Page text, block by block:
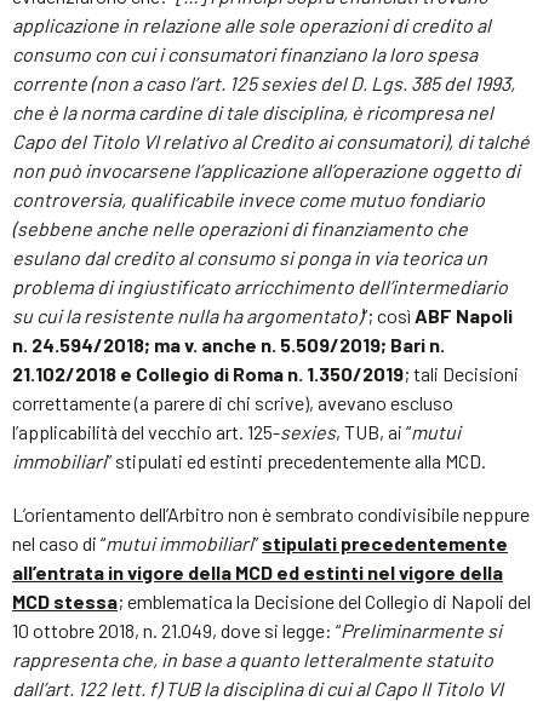
applicazione in relazione alle sole operazioni di credito al
consumo con cui i consumatori finanziano la loro spesa
corrente (non a caso l’art. 125sexiesdel D. Lgs. 385 del 1993,
che è la norma cardine di tale disciplina, è ricompresa nel
Capo del Titolo VI relativo al Credito ai consumatori), di talché
non può invocarsene l’applicazione all’operazione oggetto di
controversia, qualificabile invece come mutuo fondiario
(sebbene anche nelle operazioni di finanziamento che
esulano dal credito al consumo si ponga in via teorica un
problema di ingiustificato arricchimento dell’intermediario
su cui la resistente nulla ha argomentato)”; così ABF Napoli
n. 24.594/2018; ma v. anche n. 5.509/2019; Bari n.
21.102/2018 e Collegio di Roma n. 1.350/2019; tali Decisioni
correttamente (a parere di chi scrive), avevano escluso
l’applicabilità del vecchio art. 125-sexies, TUB, ai “mutui
immobiliari” stipulati ed estinti precedentemente alla MCD.
L’orientamento dell’Arbitro non è sembrato condivisibile neppure
nel caso di “mutui immobiliari” stipulati precedentemente
all’entrata in vigore della MCD ed estinti nel vigore della
MCD stessa; emblematica la Decisione del Collegio di Napoli del
10 ottobre 2018, n. 21.049, dove si legge: “Preliminarmente si
rappresenta che, in base a quanto letteralmente statuito
dall’art. 122 lett. f) TUB la disciplina di cui al Capo II Titolo VI